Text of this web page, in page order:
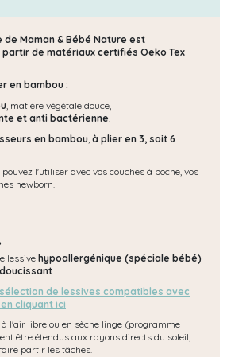
de Maman & Bébé Nature est
de matériaux certifiés Oeko Tex
en bambou :
, matière végétale douce,
et anti bactérienne.
en bambou à plier en 3, soit 6
pouvez l'utiliser avec vos couches à poche, vos
newborn.
lessive hypoallergénique (spéciale bébé)
.
de lessives compatibles avec
cliquant ici
à l'air libre ou en sèche linge (programme
être étendus aux rayons directs du soleil,
partir les tâches.